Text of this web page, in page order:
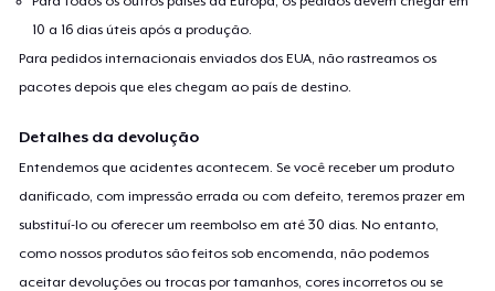
10 a 16 dias úteis após a produção.
Para pedidos internacionais enviados dos EUA, não rastreamos os
pacotes depois que eles chegam ao país de destino.
Detalhes da devolução
Entendemos que acidentes acontecem. Se você receber um produto
danificado, com impressão errada ou com defeito, teremos prazer em
substituí-lo ou oferecer um reembolso em até 30 dias. No entanto,
como nossos produtos são feitos sob encomenda, não podemos
aceitar devoluções ou trocas por tamanhos, cores incorretos ou se